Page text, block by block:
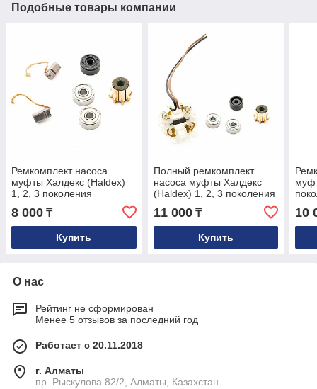
Подобные товары компании
Ремкомплект насоса
муфты Халдекс (Haldex)
1, 2, 3 поколения
8 000 ₸
Купить
Полный ремкомплект
насоса муфты Халдекс
(Haldex) 1, 2, 3 поколения
11 000₸
Купить
10
О нас
Рейтинг не сформирован
Менее 5 отзывов за последний год
Работает с 20.11.2018
г. Алматы
пр. Рыскулова 82/2, Алматы, Казахстан